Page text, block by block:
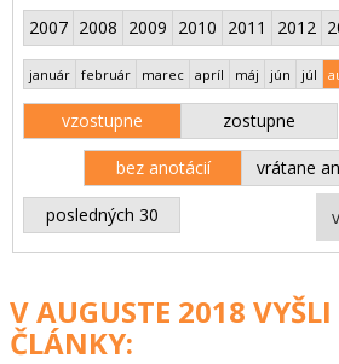
2007 2008 2009 2010 2011 2012
január február marec apríl máj jún júl
vzostupne zostupne
bez anotácií vrátane
posledných 30
V AUGUSTE 2018
ČLÁNKY: